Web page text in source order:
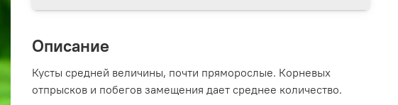
Описание
Кусты средней величины, почти пряморослые. Корневых
отпрысков и побегов замещения дает среднее количество.